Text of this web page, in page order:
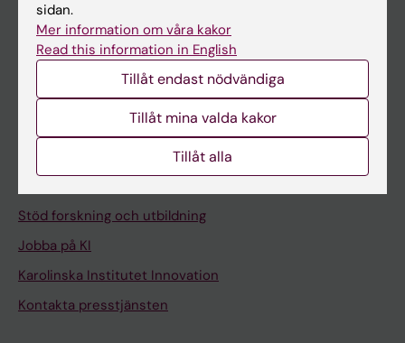
Student på KI
Medarbetarportalen
Stöd forskning och utbildning
Jobba på KI
Karolinska Institutet Innovation
Kontakta presstjänsten
sidan.
Mer information om våra kakor
Read this information in English
Tillåt endast nödvändiga
Tillåt mina valda kakor
Tillåt alla